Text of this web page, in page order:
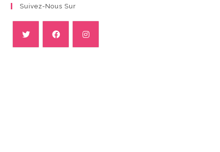
Suivez-Nous Sur